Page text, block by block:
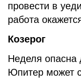
провести в
работа
Козерог
Неделя опасна
Юпитер может